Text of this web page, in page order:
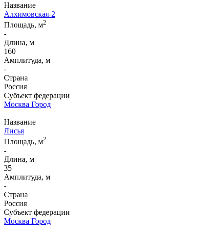
Название
Алхимовская-2
Площадь, м2
-
Длина, м
160
Амплитуда, м
-
Страна
Россия
Субъект федерации
Москва Город
Название
Лисья
Площадь, м2
-
Длина, м
35
Амплитуда, м
-
Страна
Россия
Субъект федерации
Москва Город